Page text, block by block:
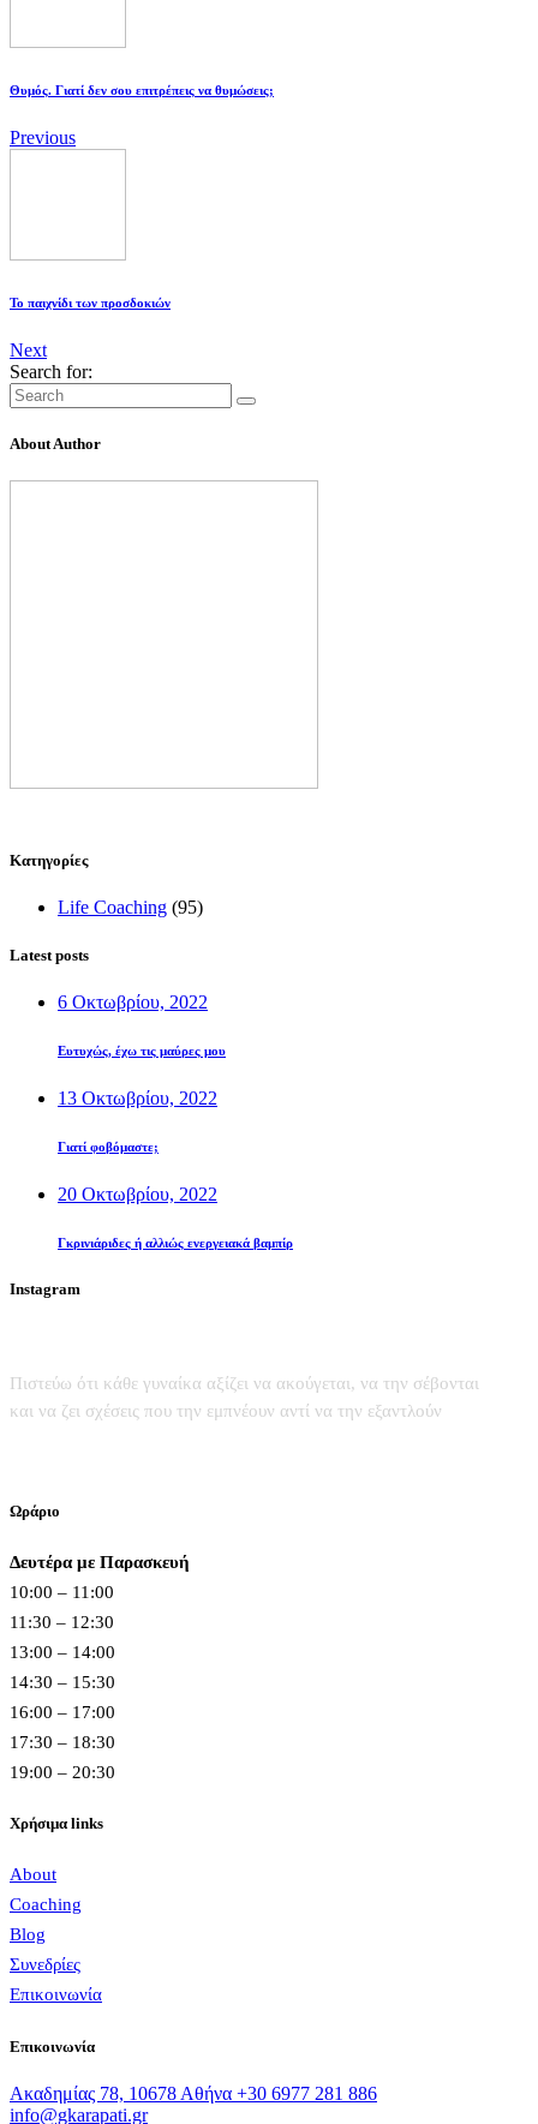
Θυμός. Γιατί δεν σου επιτρέπεις να θυμώσεις;
Previous
Το παιχνίδι των προσδοκιών
Next
Search for:
About Author
Kατηγορίες
Life Coaching (95)
Latest posts
6 Οκτωβρίου, 2022
Ευτυχώς, έχω τις μαύρες μου
13 Οκτωβρίου, 2022
Γιατί φοβόμαστε;
20 Οκτωβρίου, 2022
Γκρινιάριδες ή αλλιώς ενεργειακά βαμπίρ
Instagram
Πιστεύω ότι κάθε γυναίκα αξίζει να ακούγεται, να την σέβονται
και να ζει σχέσεις που την εμπνέουν αντί να την εξαντλούν
Ωράριο
Δευτέρα με Παρασκευή
10:00 – 11:00
11:30 – 12:30
13:00 – 14:00
14:30 – 15:30
16:00 – 17:00
17:30 – 18:30
19:00 – 20:30
Χρήσιμα links
About
Coaching
Blog
Συνεδρίες
Επικοινωνία
Επικοινωνία
Ακαδημίας 78, 10678 Αθήνα +30 6977 281 886
info@gkarapati.gr